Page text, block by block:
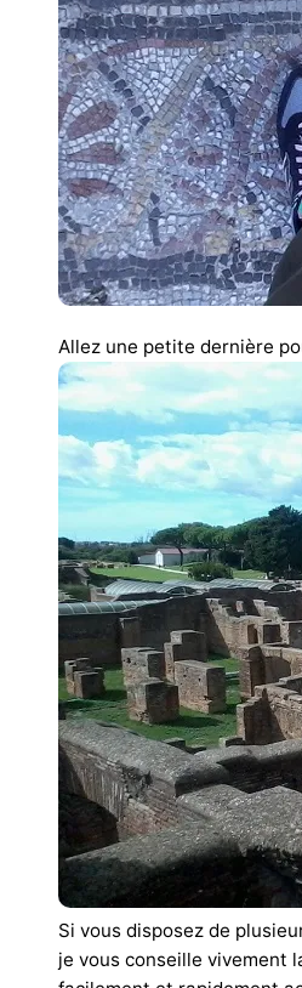
Allez une petite dernière
Si vous disposez de
je vous conseille vivement